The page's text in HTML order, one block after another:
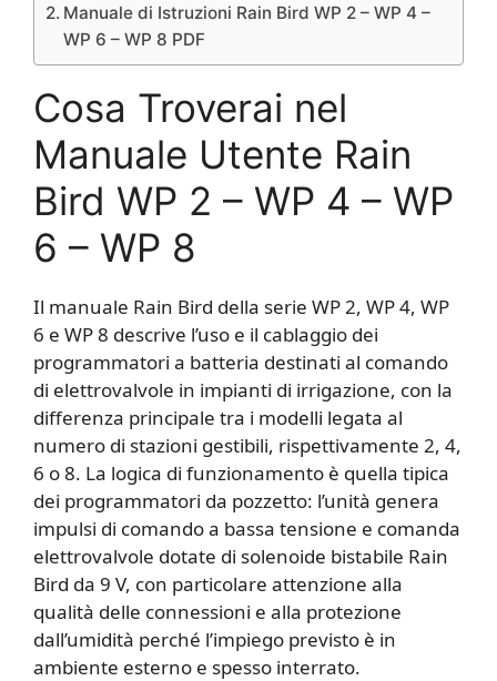
Manuale di Istruzioni Rain Bird WP 2 – WP 4 –
WP 6 – WP 8 PDF
Cosa Troverai nel
Manuale Utente Rain
Bird WP 2 – WP 4 – WP
6 – WP 8
Il manuale Rain Bird della serie WP 2, WP 4, WP
6 e WP 8 descrive l’uso e il cablaggio dei
programmatori a batteria destinati al comando
di elettrovalvole in impianti di irrigazione, con la
differenza principale tra i modelli legata al
numero di stazioni gestibili, rispettivamente 2, 4,
6 o 8. La logica di funzionamento è quella tipica
dei programmatori da pozzetto: l’unità genera
impulsi di comando a bassa tensione e comanda
elettrovalvole dotate di solenoide bistabile Rain
Bird da 9 V, con particolare attenzione alla
qualità delle connessioni e alla protezione
dall’umidità perché l’impiego previsto è in
ambiente esterno e spesso interrato.